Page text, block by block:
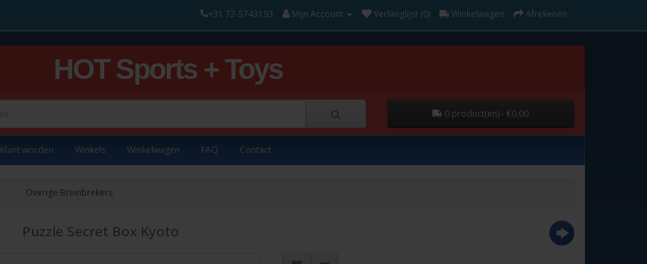
+31 72-5743193 Mijn Account Verlanglijst (0) Winkelwagen Afrekenen
HOT Sports + Toys
0 product(en) - €0,00
Klant worden Winkels Winkelwagen FAQ Contact
Overige Breinbrekers
Puzzle Secret Box Kyoto